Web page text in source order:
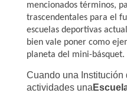
mencionados términos,
trascendentales para el
escuelas deportivas
bien vale poner como
planeta del mini-básquet.
Cuando una Institución
actividades una